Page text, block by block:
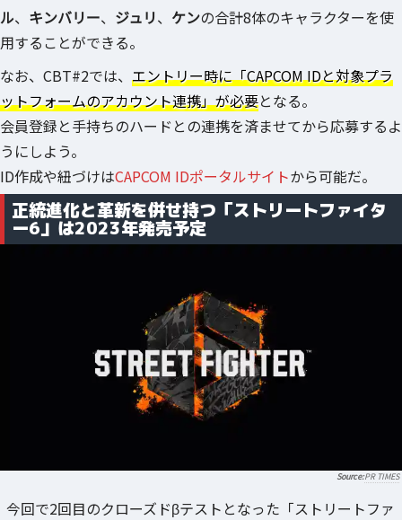
ル、 キンバリー、 ジュリ、 ケンの合計8体のキャラクターを使
用することができる。
なお、CBT#2では、 エントリー時に「CAPCOM IDと対象プラ
ットフォームのアカウント連携」が必要となる。
会員登録と手持ちのハードとの連携を済ませてから応募するよ
うにしよう。
ID作成や紐づけはCAPCOM IDポータルサイトから可能だ。
正統進化と革新を併せ持つ「ストリートファイタ
ー6」は2023年発売予定
PR TIMES
今回で2回目のクローズドβテストとなった「ストリートファ